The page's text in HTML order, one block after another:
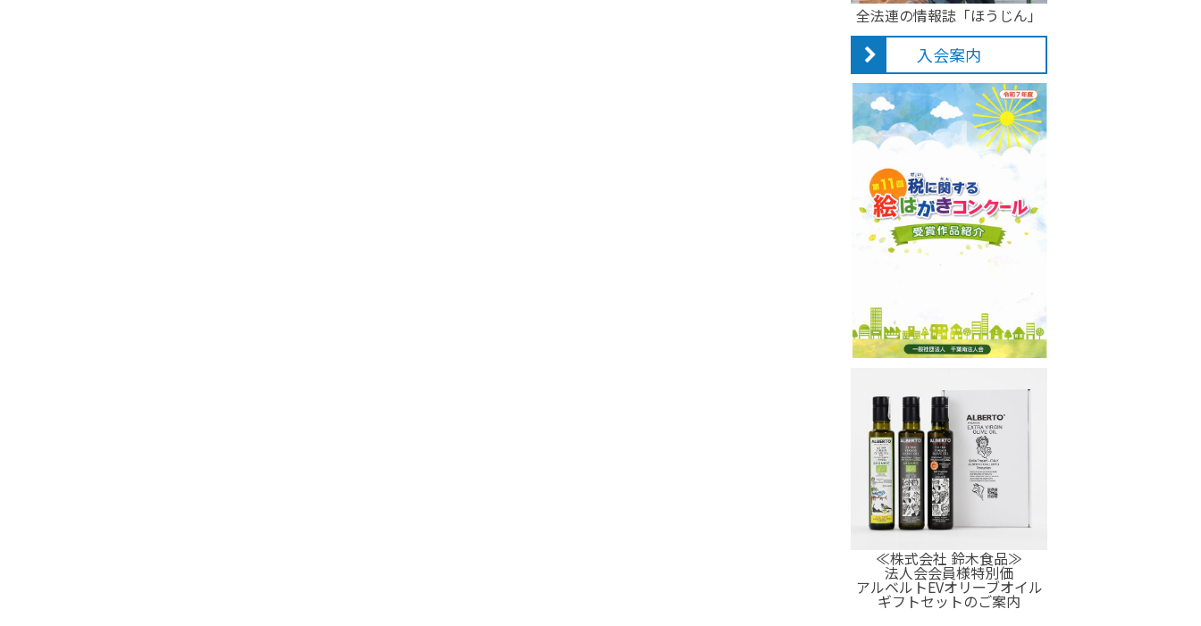
全法連の情報誌「ほうじん」
入会案内
≪株式会社 鈴木食品≫
法人会会員様特別価
アルベルトEVオリーブオイル
ギフトセットのご案内